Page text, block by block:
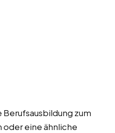
zum
eine ähnliche